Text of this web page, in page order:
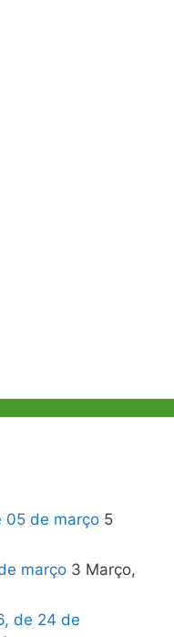
05 de março 5
março 3 Março,
de 24 de